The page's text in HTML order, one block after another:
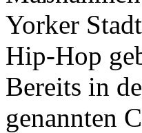
Yorker
Hip-Hop
Bereits in
genannten